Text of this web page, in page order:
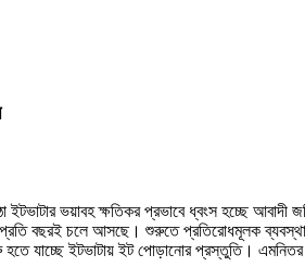
ইটভাটার ভয়াবহ ক্ষতিকর প্রভাবে ধ্বংস হচ্ছে
বছরই চলে আসছে। শুরুতে প্রতিরোধমূলক
যাচ্ছে ইটভাটায় ইট পোড়ানোর প্রস্তুতি। এমনিতর